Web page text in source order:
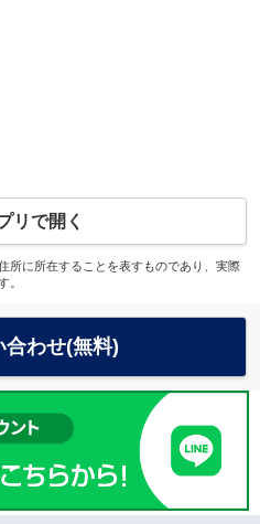
リで開く
所に所在することを表すものであり、実際
。
合わせ(無料)